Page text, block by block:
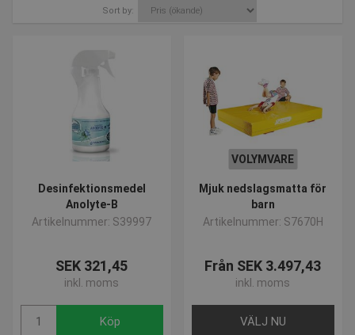
Sort by:
Desinfektionsmedel
Anolyte-B
Artikelnummer: S39997
SEK 321,45
inkl. moms
Köp
VOLYMVARE
Mjuk nedslagsmatta för
barn
Artikelnummer: S7670H
Från SEK 3.497,43
inkl. moms
VÄLJ NU